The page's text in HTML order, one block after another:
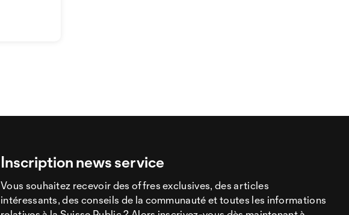
Inscription news service
Vous souhaitez recevoir des offres exclusives, des articles
intéressants, des conseils de la communauté et toutes les informations